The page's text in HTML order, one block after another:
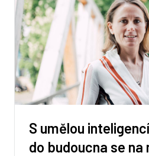
S umělou
do budoucna se na